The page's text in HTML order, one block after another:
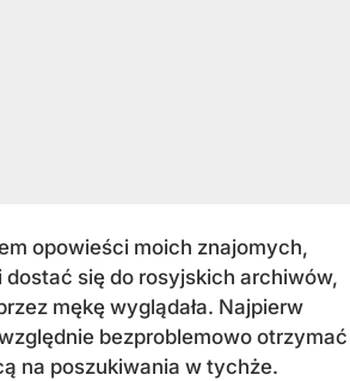
opowieści moich znajomych,
się do rosyjskich archiwów,
mękę wyglądała. Najpierw
bezproblemowo otrzymać
na poszukiwania w tychże.